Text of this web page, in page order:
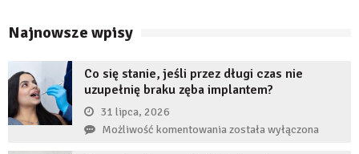
Najnowsze wpisy
Co się stanie, jeśli przez długi czas nie
uzupełnię braku zęba implantem?
31 lipca, 2026
Możliwość komentowaniaCo
została wyłączona